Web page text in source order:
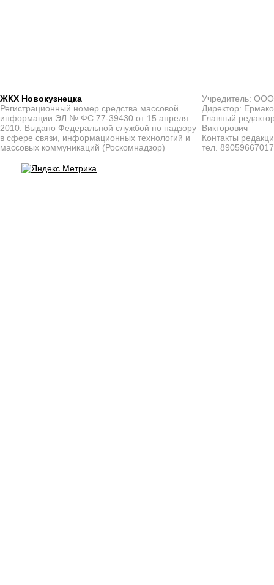
ЖКХ Новокузнецка
Регистрационный номер средства массовой
информации ЭЛ № ФС 77-39430 от 15 апреля
2010. Выдано Федеральной службой по надзору
в сфере связи, информационных технологий и
массовых коммуникаций (Роскомнадзор)
Учредитель:
Директор:
Главный
Викторович
Контакты
тел. 89059667017